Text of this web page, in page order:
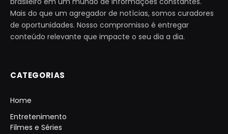
Mais do que um agregador de notícias, somos curadores
de oportunidades. Nosso compromisso é entregar
conteúdo relevante que impacte o seu dia a dia.
CATEGORIAS
Home
Entretenimento
Filmes e Séries